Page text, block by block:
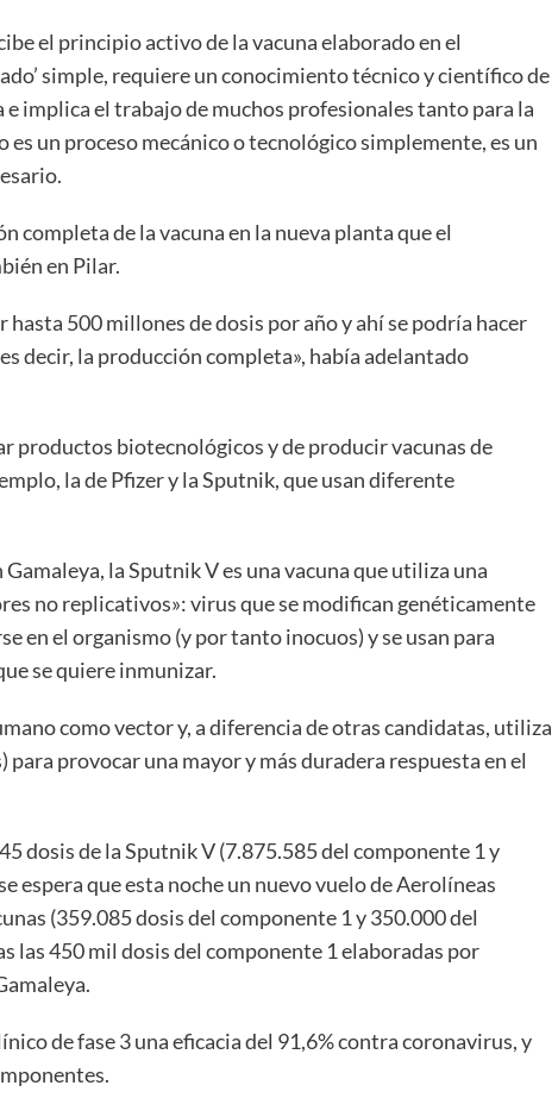
el principio activo de la vacuna elaborado en el
simple, requiere un conocimiento técnico y científico de
implica el trabajo de muchos profesionales tanto para la
un proceso mecánico o tecnológico simplemente, es un
completa de la vacuna en la nueva planta que el
en Pilar.
500 millones de dosis por año y ahí se podría hacer
decir, la producción completa», había adelantado
productos biotecnológicos y de producir vacunas de
la de Pfizer y la Sputnik, que usan diferente
la Sputnik V es una vacuna que utiliza una
no replicativos»: virus que se modifican genéticamente
en el organismo (y por tanto inocuos) y se usan para
se quiere inmunizar.
como vector y, a diferencia de otras candidatas, utiliza
provocar una mayor y más duradera respuesta en el
dosis de la Sputnik V (7.875.585 del componente 1 y
espera que esta noche un nuevo vuelo de Aerolíneas
(359.085 dosis del componente 1 y 350.000 del
las 450 mil dosis del componente 1 elaboradas por
de fase 3 una eficacia del 91,6% contra coronavirus, y